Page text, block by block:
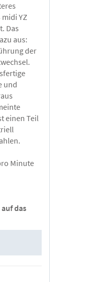
YZ
Das
aus:
der
und
einen Teil
Minute
das